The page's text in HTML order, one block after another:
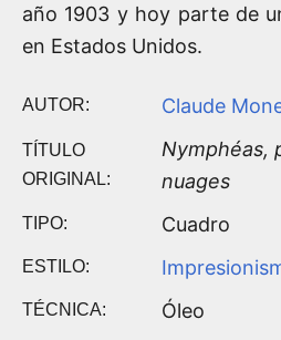
año 1903 y hoy parte de
en Estados Unidos.
AUTOR: Claude
TÍTULO
ORIGINAL:
Nymphéas,
nuages
TIPO: Cuadro
ESTILO:
TÉCNICA: Óleo